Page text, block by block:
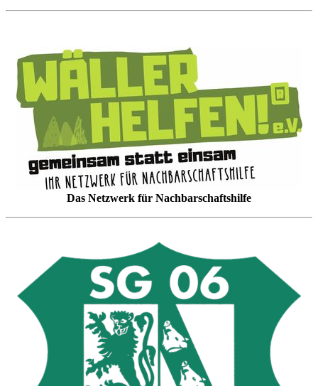
Das Netzwerk für Nachbarschaftshilfe